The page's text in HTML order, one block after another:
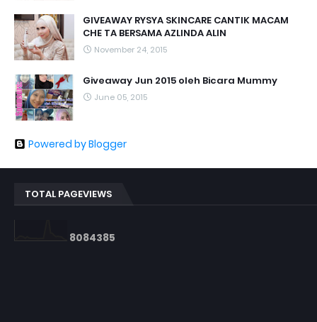
GIVEAWAY RYSYA SKINCARE CANTIK MACAM
CHE TA BERSAMA AZLINDA ALIN
November 24, 2015
Giveaway Jun 2015 oleh Bicara Mummy
June 05, 2015
Powered by Blogger
TOTAL PAGEVIEWS
8084385